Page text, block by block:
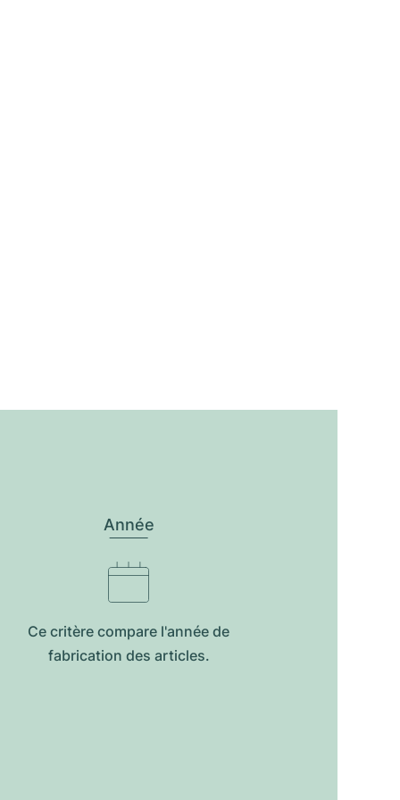
Année
Ce critère compare l'année de
fabrication des articles.